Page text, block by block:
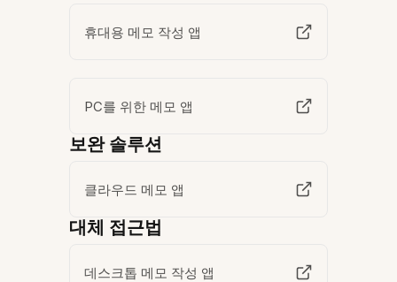
휴대용 메모 작성 앱
PC를 위한 메모 앱
보완 솔루션
클라우드 메모 앱
대체 접근법
데스크톱 메모 작성 앱